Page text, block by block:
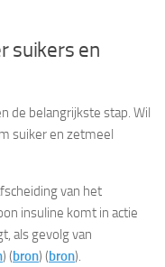
suikers en
de belangrijkste stap. Wil
suiker en zetmeel
van het
insuline komt in actie
als gevolg van
) (bron) (bron).